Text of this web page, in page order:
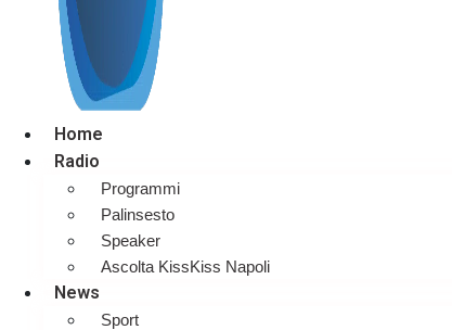
Home
Radio
Programmi
Palinsesto
Speaker
Ascolta KissKiss Napoli
News
Sport